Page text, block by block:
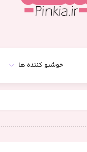
خوشبو کننده ها